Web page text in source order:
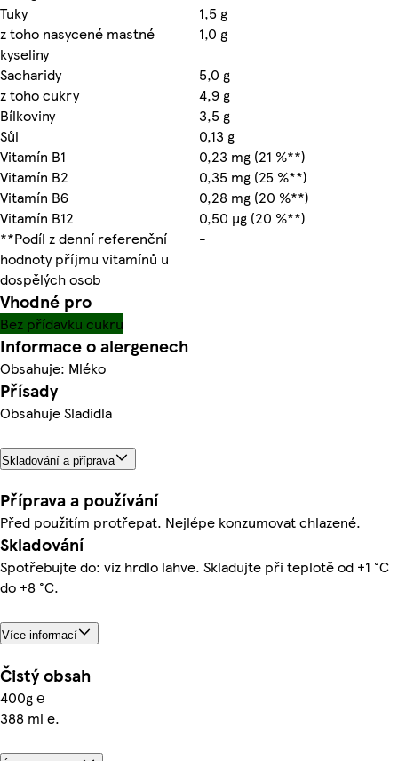
Tuky
1,5 g
z toho nasycené mastné
kyseliny
1,0 g
Sacharidy
5,0 g
z toho cukry
4,9 g
Bílkoviny
3,5 g
Sůl
0,13 g
Vitamín B1
0,23 mg (21 %**)
Vitamín B2
0,35 mg (25 %**)
Vitamín B6
0,28 mg (20 %**)
Vitamín B12
0,50 µg (20 %**)
**Podíl z denní referenční
hodnoty příjmu vitamínů u
dospělých osob
-
Vhodné pro
Bez přídavku cukru
Informace o alergenech
Obsahuje: Mléko
Přísady
Obsahuje Sladidla
Skladování a příprava
Příprava a používání
Před použitím protřepat. Nejlépe konzumovat chlazené.
Skladování
Spotřebujte do: viz hrdlo lahve. Skladujte při teplotě od +1 °C
do +8 °C.
Více informací
Čistý obsah
400g ℮
388 ml e.